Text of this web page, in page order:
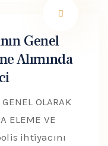
Genel
Alımında
OLARAK
ELEME VE
ihtiyacını